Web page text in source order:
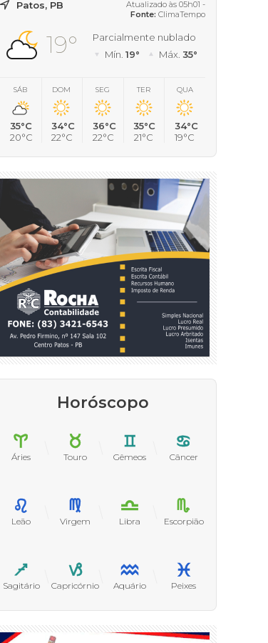
Patos, PB
Atualizado às 05h01 -
Fonte: ClimaTempo
19°
Parcialmente nublado
Mín. 19° Máx. 35°
SÁB
35°C
20°C
DOM
34°C
22°C
SEG
36°C
22°C
TER
35°C
21°C
QUA
34°C
19°C
Horóscopo
Áries Touro Gêmeos Câncer
Leão Virgem Libra Escorpião
Sagitário Capricórnio Aquário Peixes